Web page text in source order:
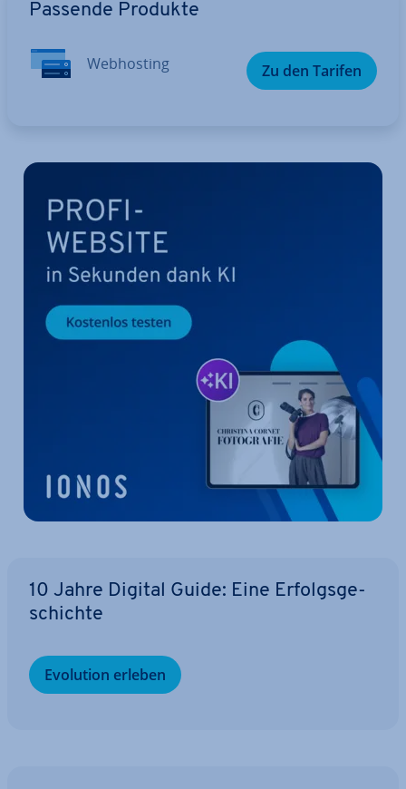
Passende Produkte
Web­hos­ting Zu den Tarifen
10 Jahre Digital Guide: Eine Er­folgs­ge­
schich­te
Evolution erleben